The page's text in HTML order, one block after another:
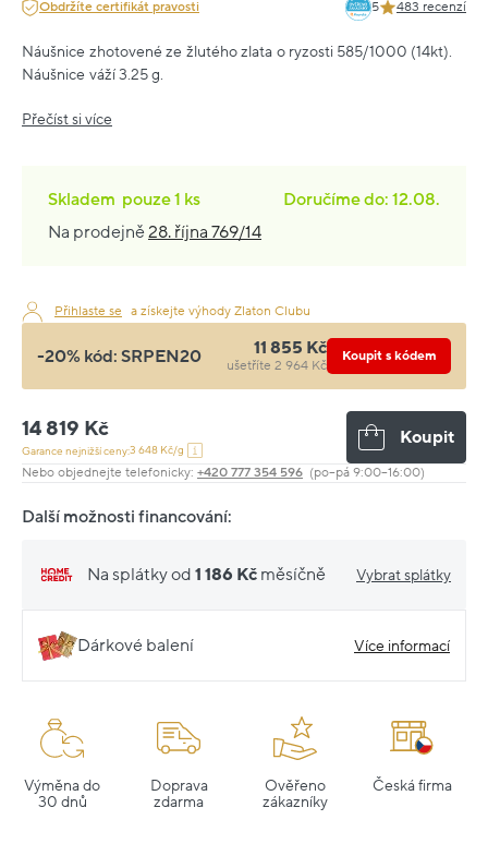
Obdržíte certifikát pravosti 5 483 recenzí
Náušnice zhotovené ze žlutého zlata o ryzosti 585/1000 (14kt).
Náušnice váží 3.25 g.
Přečíst si více
Skladem pouze1 ks
Doručíme do: 12.08.
Na prodejně28. října 769/14
Přihlaste se a získejte výhody Zlaton Clubu
-20% kód: SRPEN20 11 855 Kč
ušetříte 2 964 Kč
Koupit s kódem
14 819 Kč
Garance nejnižší ceny:3 648 Kč/g
Koupit
Nebo objednejte telefonicky: +420 777 354 596 (po–pá 9:00–16:00)
Další možnosti financování:
Na splátky od 1 186 Kč měsíčně Vybrat splátky
Dárkové balení Více informací
Výměna do
30 dnů
Doprava
zdarma
Ověřeno
zákazníky
Česká firma